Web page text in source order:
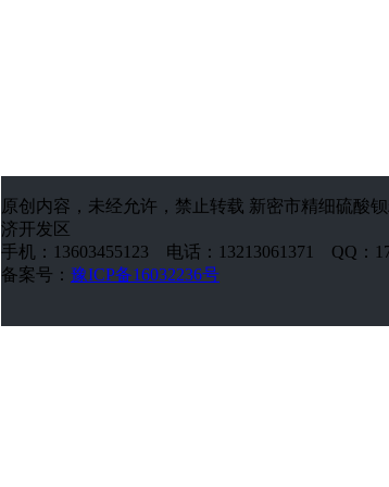
原创内容，未经允许，禁止转载 新密市精细硫酸
济开发区
手机：13603455123 电话：13213061371 QQ：
备案号： 豫ICP备16032236号